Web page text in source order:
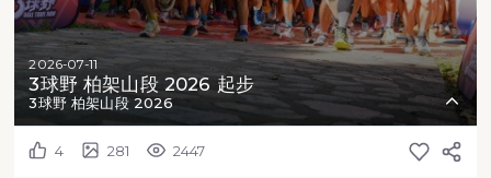
2026-07-11
3球野 柏架山段 2026 起步
3球野 柏架山段 2026
4 281 2447